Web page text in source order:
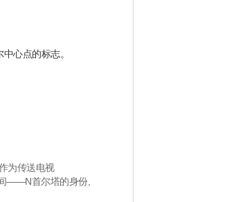
心点的标志。
为传送电视
间——N首尔塔的身份,